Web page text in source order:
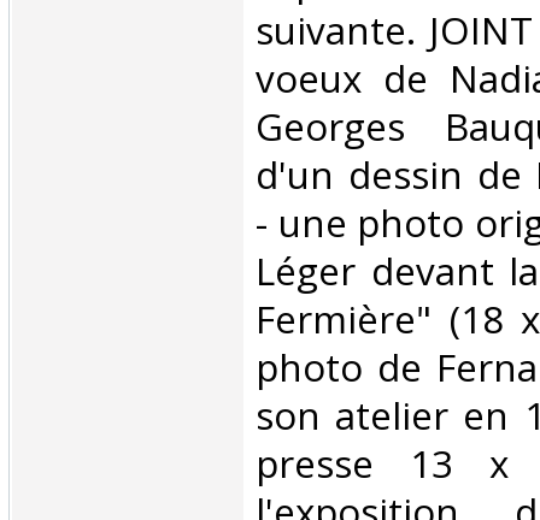
suivante.
voeux de
Georges
d'un dessin de
- une photo
Léger devant
Fermière" (18
photo de
son atelier en
presse 13